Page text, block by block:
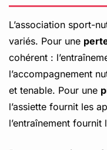
L’association sport-
variés. Pour une
cohérent :
l’accompagnement
et tenable. Pour une
l’assiette fournit les
l’entraînement fournit